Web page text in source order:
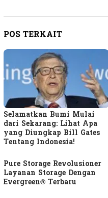
POS TERKAIT
Selamatkan Bumi Mulai
dari Sekarang: Lihat Apa
yang Diungkap Bill Gates
Tentang Indonesia!
Pure Storage Revolusioner
Layanan Storage Dengan
Evergreen® Terbaru